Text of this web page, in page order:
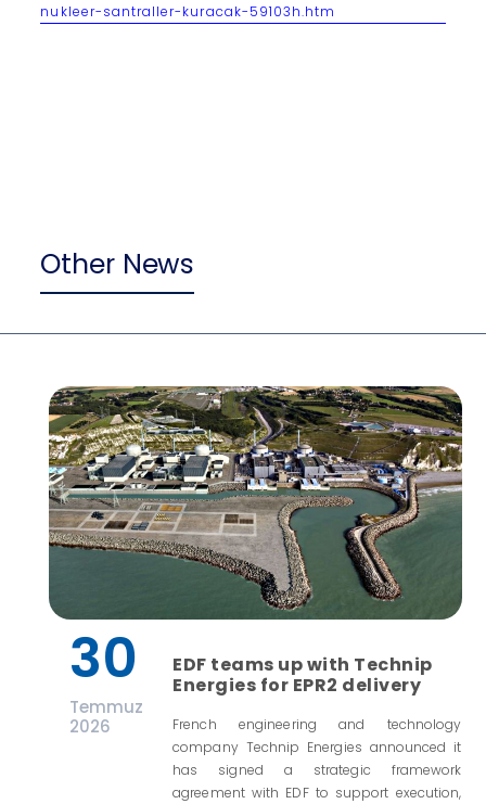
nukleer-santraller-kuracak-59103h.htm
Other News
30
Temmuz
2026
EDF teams up with Technip
Energies for EPR2 delivery
French engineering and technology
company Technip Energies announced it
has signed a strategic framework
agreement with EDF to support execution,